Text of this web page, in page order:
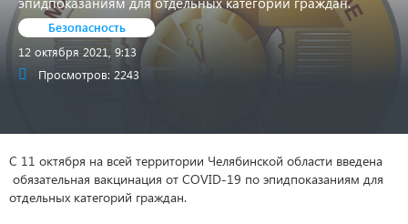
Безопасность
12 октября 2021, 9:13
Просмотров: 2243
С 11 октября на всей территории Челябинской области введена
обязательная вакцинация от COVID-19 по эпидпоказаниям для
отдельных категорий граждан.